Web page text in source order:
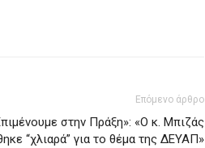
Επόμενο άρθρο
στην Πράξη»: «Ο κ. Μπιζάς
“χλιαρά” για το θέμα της ΔΕΥΑΠ»